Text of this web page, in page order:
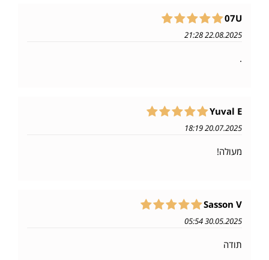
07U
22.08.2025 21:28
.
Yuval E
20.07.2025 18:19
מעולה!
Sasson V
30.05.2025 05:54
תודה